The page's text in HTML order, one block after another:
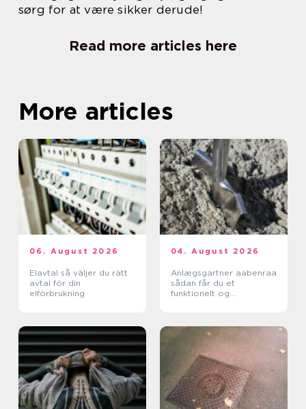
sørg for at være sikker derude!
Read more articles here
More articles
06. August 2026
Elavtal så väljer du rätt
avtal för din
elförbrukning
04. August 2026
Anlægsgartner aabenraa
sådan får du et
funktionelt og